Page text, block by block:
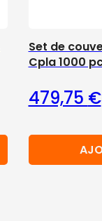
Set de
Cpla 1000
479,75 €